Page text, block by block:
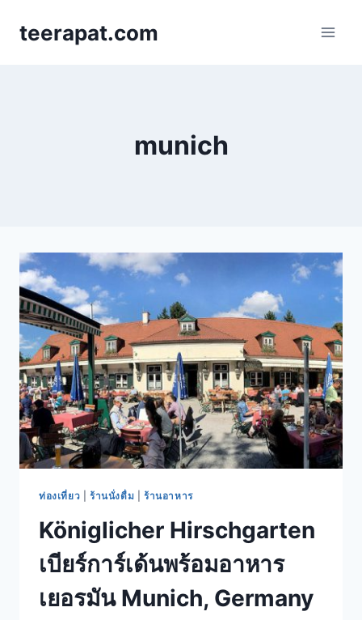
teerapat.com
munich
ท่องเที่ยว ร้านนั่งดื่ม ร้านอาหาร
Königlicher Hirschgarten
เบียร์การ์เด้นพร้อมอาหาร
เยอรมัน Munich, Germany